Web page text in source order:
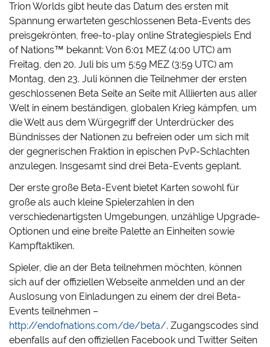
Trion Worlds gibt heute das Datum des ersten mit
Spannung erwarteten geschlossenen Beta-Events des
preisgekrönten, free-to-play online Strategiespiels End
of Nations™ bekannt: Von 6:01 MEZ (4:00 UTC) am
Freitag, den 20. Juli bis um 5:59 MEZ (3:59 UTC) am
Montag, den 23. Juli können die Teilnehmer der ersten
geschlossenen Beta Seite an Seite mit Alliierten aus aller
Welt in einem beständigen, globalen Krieg kämpfen, um
die Welt aus dem Würgegriff der Unterdrücker des
Bündnisses der Nationen zu befreien oder um sich mit
der gegnerischen Fraktion in epischen PvP-Schlachten
anzulegen. Insgesamt sind drei Beta-Events geplant.
Der erste große Beta-Event bietet Karten sowohl für
große als auch kleine Spielerzahlen in den
verschiedenartigsten Umgebungen, unzählige Upgrade-
Optionen und eine breite Palette an Einheiten sowie
Kampftaktiken.
Spieler, die an der Beta teilnehmen möchten, können
sich auf der offiziellen Webseite anmelden und an der
Auslosung von Einladungen zu einem der drei Beta-
Events teilnehmen –
http://endofnations.com/de/beta/. Zugangscodes sind
ebenfalls auf den offiziellen Facebook und Twitter Seiten